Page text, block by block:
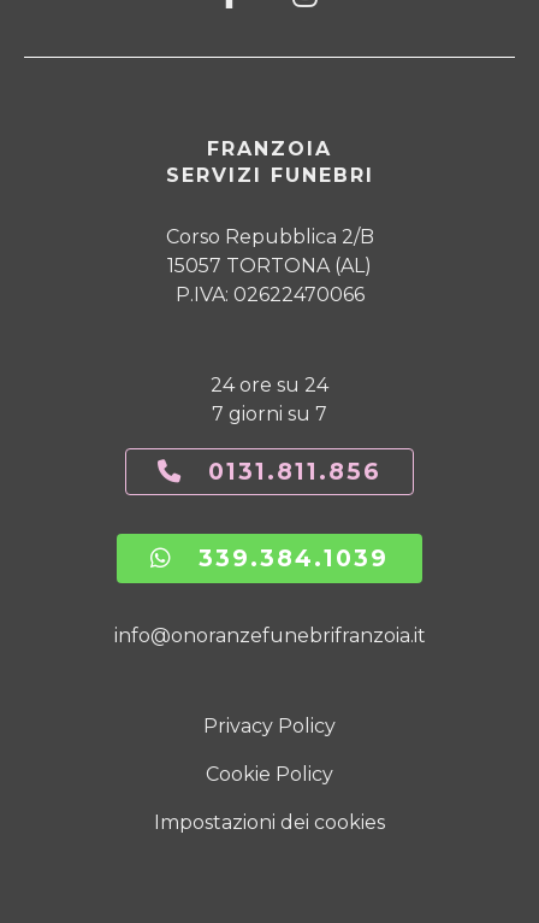
FRANZOIA
SERVIZI FUNEBRI
Corso Repubblica 2/B
15057 TORTONA (AL)
P.IVA: 02622470066
24 ore su 24
7 giorni su 7
0131.811.856
339.384.1039
info@onoranzefunebrifranzoia.it
Privacy Policy
Cookie Policy
Impostazioni dei cookies